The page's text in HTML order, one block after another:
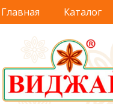
Главная Каталог